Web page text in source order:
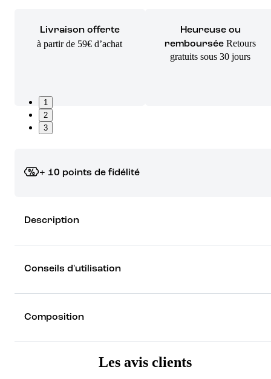
Livraison offerte
à partir de 59€ d’achat
Heureuse ou
remboursée Retours
gratuits sous 30 jours
1
2
3
+ 10 points de fidélité
rêver !
Découvrez les récompenses
Description
Conseils d'utilisation
Composition
Les avis clients